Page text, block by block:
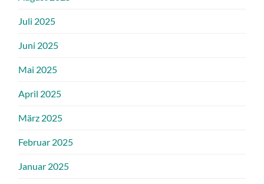
Juli 2025
Juni 2025
Mai 2025
April 2025
März 2025
Februar 2025
Januar 2025